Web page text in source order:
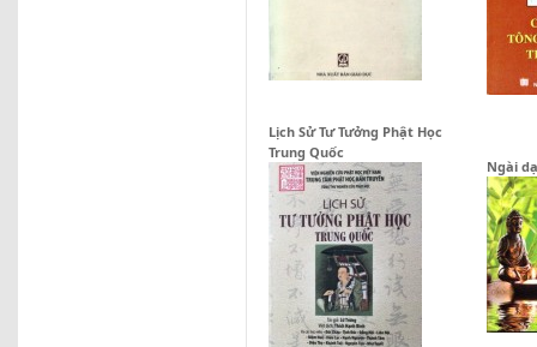
Lịch Sử Tư Tưởng Phật Học
Trung Quốc
Ngài